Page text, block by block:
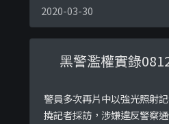
2020-03-30
黑警濫權實錄
警員多次再片中以強光照射
撓記者採訪，涉嫌違反警察